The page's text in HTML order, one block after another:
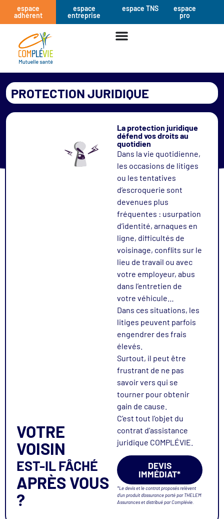
espace
adhérent
espace
entreprise
espace TNS
espace
pro
PROTECTION JURIDIQUE
VOTRE
VOISIN
EST-IL FÂCHÉ
APRÈS VOUS
?
La protection juridique
défend vos droits au
quotidien
Dans la vie quotidienne,
les occasions de litiges
ou les tentatives
d’escroquerie sont
devenues plus
fréquentes : usurpation
d’identité, arnaques en
ligne, difficultés de
voisinage, conflits sur le
lieu de travail ou avec
votre employeur, abus
dans l’entretien de
votre véhicule…
Dans ces situations, les
litiges peuvent parfois
engendrer des frais
élevés.
Surtout, il peut être
frustrant de ne pas
savoir vers qui se
tourner pour obtenir
gain de cause.
C’est tout l’objet du
contrat d’assistance
juridique COMPLÉVIE.
DEVIS
IMMÉDIAT*
*Le devis et le contrat proposés relèvent
d’un produit d’assurance porté par THELEM
Assurances et distribué par Complévie.